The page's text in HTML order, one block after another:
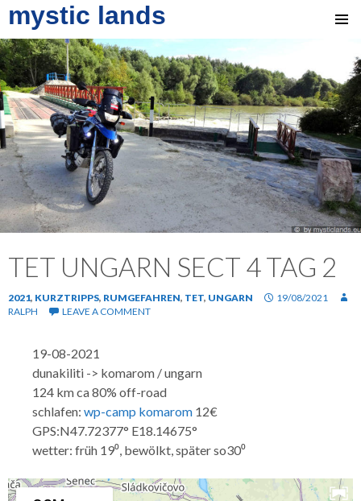
mystic lands
SKIP
TO
CONTENT
TET UNGARN SECT 4 TAG 2
2021, KURZTRIPPS, RUMGEFAHREN, TET, UNGARN
19/08/2021
RALPH
LEAVE A COMMENT
19-08-2021
dunakiliti -> komarom / ungarn
124 km ca 80% off-road
schlafen: wp-camp komarom 12€
GPS:N47.72377° E18.14675°
wetter: früh 19⁰, bewölkt, später so30⁰